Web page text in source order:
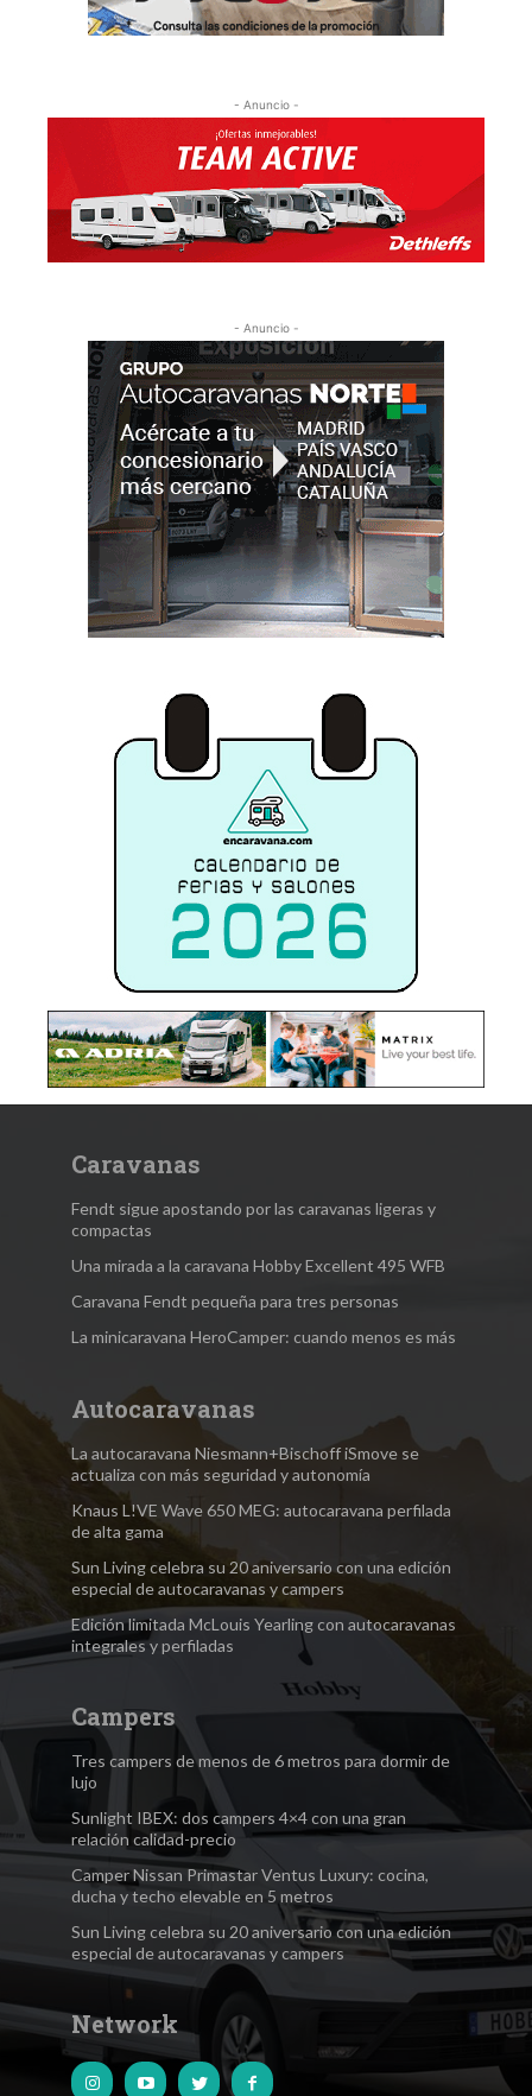
- Anuncio -
- Anuncio -
Caravanas
Fendt sigue apostando por las caravanas ligeras y
compactas
Una mirada a la caravana Hobby Excellent 495 WFB
Caravana Fendt pequeña para tres personas
La minicaravana HeroCamper: cuando menos es más
Autocaravanas
La autocaravana Niesmann+Bischoff iSmove se
actualiza con más seguridad y autonomía
Knaus L!VE Wave 650 MEG: autocaravana perfilada
de alta gama
Sun Living celebra su 20 aniversario con una edición
especial de autocaravanas y campers
Edición limitada McLouis Yearling con autocaravanas
integrales y perfiladas
Campers
Tres campers de menos de 6 metros para dormir de
lujo
Sunlight IBEX: dos campers 4×4 con una gran
relación calidad-precio
Camper Nissan Primastar Ventus Luxury: cocina,
ducha y techo elevable en 5 metros
Sun Living celebra su 20 aniversario con una edición
especial de autocaravanas y campers
Network